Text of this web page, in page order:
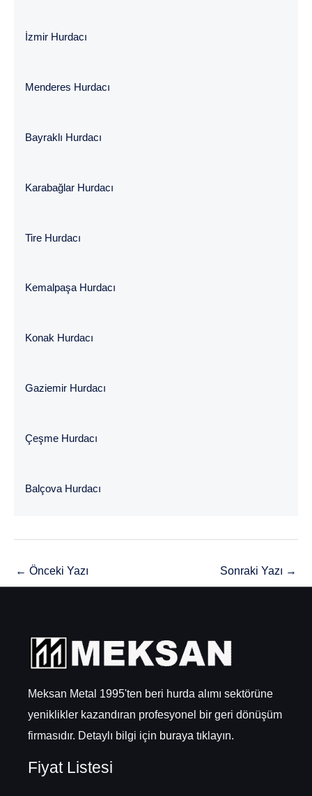
İzmir Hurdacı
Menderes Hurdacı
Bayraklı Hurdacı
Karabağlar Hurdacı
Tire Hurdacı
Kemalpaşa Hurdacı
Konak Hurdacı
Gaziemir Hurdacı
Çeşme Hurdacı
Balçova Hurdacı
← Önceki Yazı Sonraki Yazı →
Meksan Metal 1995'ten beri hurda alımı sektörüne
yeniklikler kazandıran profesyonel bir geri dönüşüm
firmasıdır. Detaylı bilgi için buraya tıklayın.
Fiyat Listesi